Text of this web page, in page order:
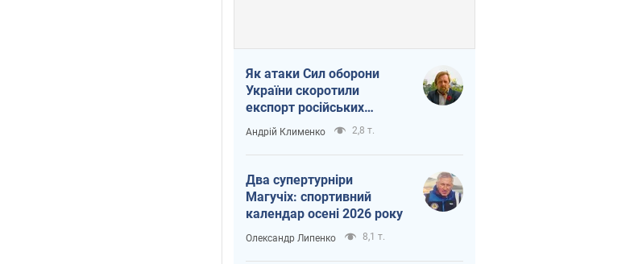
Як атаки Сил оборони
України скоротили
експорт російських
нафтопродуктів
Андрій Клименко 2,8 т.
Два супертурніри
Магучіх: спортивний
календар осені 2026 року
Олександр Липенко 8,1 т.